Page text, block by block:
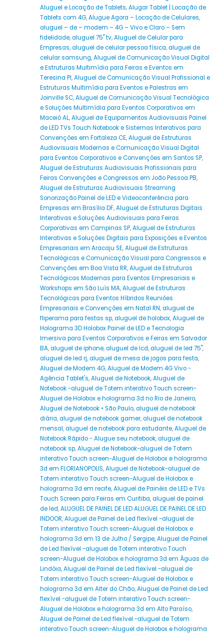
Aluguel e Locação de Tablets,Alugar Tablet | Locação de
Tablets com 4G,Alugue Agora – Locação de Celulares,
aluguel – de – modem – 4G – Vivo e Claro – Sem
fidelidade,aluguel 75" tv,Aluguel de Celular para
Empresas,aluguel de celular pessoa física,aluguel de
celular samsung,Aluguel de Comunicação Visual Digital
e Estruturas Multimídia para Feiras e Eventos em
Teresina PI,Aluguel de Comunicação Visual Profissional e
Estruturas Multimídia para Eventos e Palestras em
Joinville SC,Aluguel de Comunicação Visual Tecnológica
e Soluções Multimídia para Eventos Corporativos em
Maceió AL,Aluguel de Equipamentos Audiovisuais Painel
de LED TVs Touch Notebook e Sistemas Interativos para
Convenções em Fortaleza CE,Aluguel de Estruturas
Audiovisuais Modernas e Comunicação Visual Digital
para Eventos Corporativos e Convenções em Santos SP,
Aluguel de Estruturas Audiovisuais Profissionais para
Feiras Convenções e Congressos em João Pessoa PB,
Aluguel de Estruturas Audiovisuais Streaming
Sonorização Painel de LED e Videoconferência para
Empresas em Brasília DF,Aluguel de Estruturas Digitais
Interativas e Soluções Audiovisuais para Feiras
Corporativas em Campinas SP,Aluguel de Estruturas
Interativas e Soluções Digitais para Exposições e Eventos
Empresariais em Aracaju SE,Aluguel de Estruturas
Tecnológicas e Comunicação Visual para Congressos e
Convenções em Boa Vista RR,Aluguel de Estruturas
Tecnológicas Modernas para Eventos Empresariais e
Workshops em São Luís MA,Aluguel de Estruturas
Tecnológicas para Eventos Híbridos Reuniões
Empresariais e Convenções em Natal RN,aluguel de
fliperama para festas sp,aluguel de holobox,Aluguel de
Holograma 3D Holobox Painel de LED e Tecnologia
Imersiva para Eventos Corporativos e Feiras em Salvador
BA,aluguel de iphone,aluguel de lcd,aluguel de led 75",
aluguel de led rj,aluguel de mesa de jogos para festa,
Aluguel de Modem 4G,Aluguel de Modem 4G Vivo -
Agência Tablet's,Aluguel de Notebook,Aluguel de
Notebook -aluguel de Totem interativo Touch screen-
Aluguel de Holobox e holograma 3d no Rio de Janeiro,
Aluguel de Notebook • São Paulo,aluguel de notebook
diária,aluguel de notebook gamer,aluguel de notebook
mensal,aluguel de notebook para estudante,Aluguel de
Notebook Rápido - Alugue seu notebook,aluguel de
notebook sp,Aluguel de Notebook-aluguel de Totem
interativo Touch screen-Aluguel de Holobox e holograma
3d em FLORIANOPOLIS,Aluguel de Notebook-aluguel de
Totem interativo Touch screen-Aluguel de Holobox e
holograma 3d em recife,Aluguel de Painéis de LED e TVs
Touch Screen para Feiras em Curitiba,aluguel de painel
de led,ALUGUEL DE PAINEL DE LED ALUGUEL DE PAINEL DE LED
INDOOR,Aluguel de Painel de Led flexível -aluguel de
Totem interativo Touch screen-Aluguel de Holobox e
holograma 3d em 13 de Julho / Sergipe,Aluguel de Painel
de Led flexível -aluguel de Totem interativo Touch
screen-Aluguel de Holobox e holograma 3d em Águas de
Lindóia,Aluguel de Painel de Led flexível -aluguel de
Totem interativo Touch screen-Aluguel de Holobox e
holograma 3d em Alter do Chão,Aluguel de Painel de Led
flexível -aluguel de Totem interativo Touch screen-
Aluguel de Holobox e holograma 3d em Alto Paraíso,
Aluguel de Painel de Led flexível -aluguel de Totem
interativo Touch screen-Aluguel de Holobox e holograma